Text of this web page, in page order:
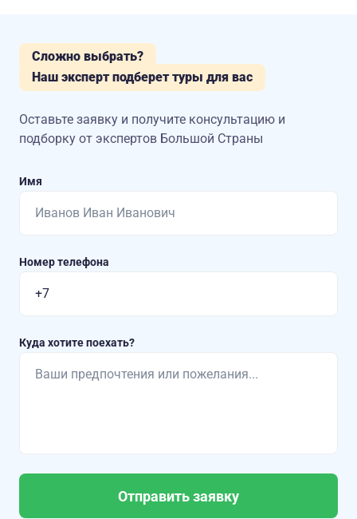
Сложно выбрать?
Наш эксперт подберет туры для вас
Оставьте заявку и получите консультацию и
подборку от экспертов Большой Страны
Имя
Номер телефона
Куда хотите поехать?
Отправить заявку